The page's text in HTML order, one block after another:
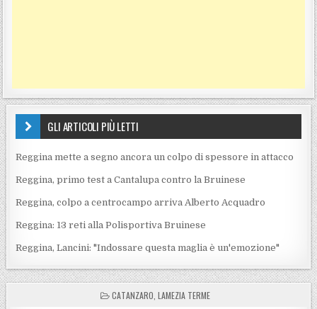
GLI ARTICOLI PIÙ LETTI
Reggina mette a segno ancora un colpo di spessore in attacco
Reggina, primo test a Cantalupa contro la Bruinese
Reggina, colpo a centrocampo arriva Alberto Acquadro
Reggina: 13 reti alla Polisportiva Bruinese
Reggina, Lancini: "Indossare questa maglia è un'emozione"
POSTED IN
CATANZARO LAMEZIA TERME